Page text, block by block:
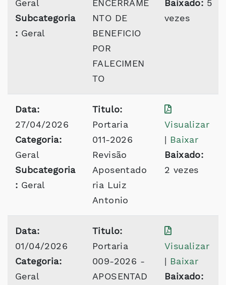
Geral
Subcategoria
: Geral
ENCERRAME
NTO DE
BENEFICIO
POR
FALECIMEN
TO
Baixado: 5
vezes
Data:
27/04/2026
Categoria:
Geral
Subcategoria
: Geral
Titulo:
Portaria
011-2026
Revisão
Aposentado
ria Luiz
Antonio
Visualizar
| Baixar
Baixado:
2 vezes
Data:
01/04/2026
Categoria:
Geral
Titulo:
Portaria
009-2026 -
APOSENTAD
Visualizar
| Baixar
Baixado: